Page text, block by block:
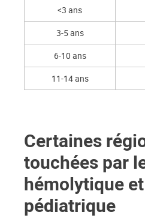
<3 ans
3-5 ans
6-10 ans
11-14 ans
Certaines
touchées par
hémolytique
pédiatrique